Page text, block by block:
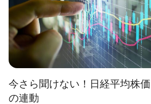
今さら聞けない！日経平均株
の連動